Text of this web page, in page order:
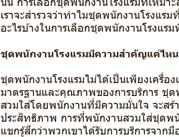
เราจะสำรวจว่าทำไมชุดพนักงานโรงแ
อะไรบ้างในการเลือกชุดพนักงานโรงแร
ชุดพนักงานโรงแรมมีความสำคัญแค่ไหน
ชุดพนักงานโรงแรมไม่ได้เป็นเพียงเครื่
มาตรฐานและคุณภาพของการบริการ ชุ
สวมใส่โดยพนักงานที่มีความมั่นใจ จะส
ประสิทธิภาพ การที่พนักงานสวมใส่ชุดพ
แขกรู้สึกว่าพวกเขาได้รับการบริการจาก